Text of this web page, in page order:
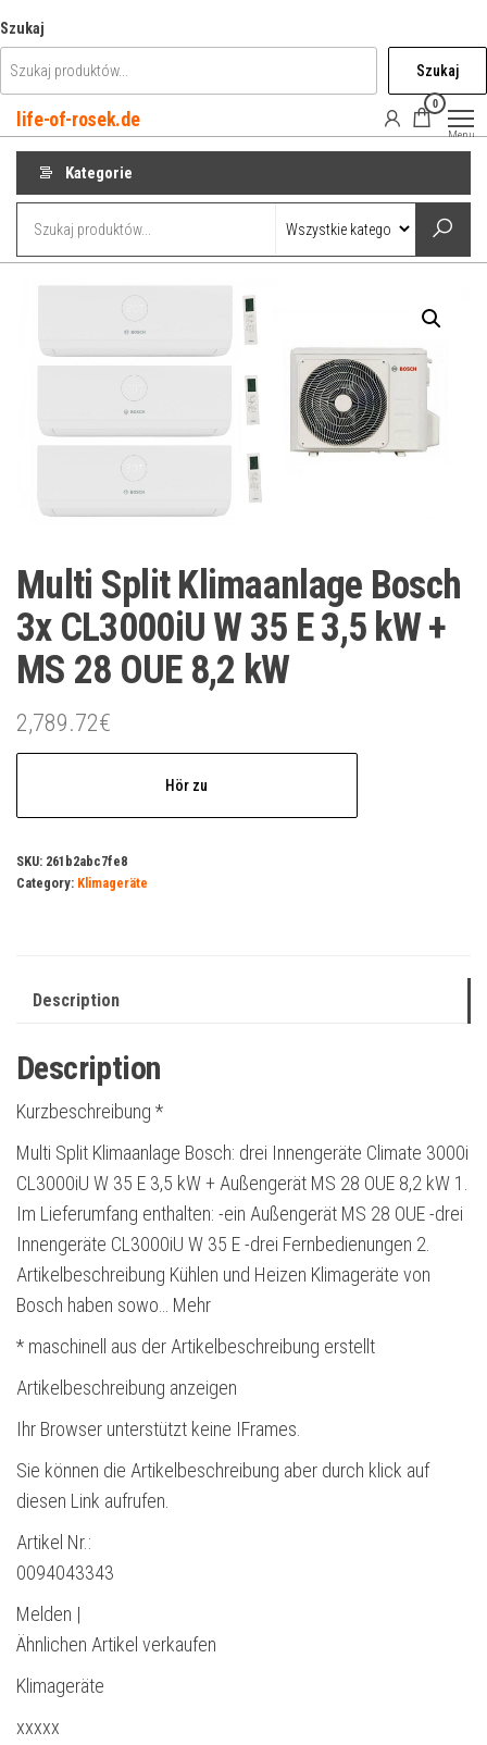
do
treści
Szukaj
Szukaj
life-of-rosek.de
0
Menu
Kategorie
Multi Split Klimaanlage Bosch
3x CL3000iU W 35 E 3,5 kW +
MS 28 OUE 8,2 kW
2,789.72€
Hör zu
SKU: 261b2abc7fe8
Category: Klimageräte
Description
Description
Kurzbeschreibung *
Multi Split Klimaanlage Bosch: drei Innengeräte Climate 3000i
CL3000iU W 35 E 3,5 kW + Außengerät MS 28 OUE 8,2 kW 1.
Im Lieferumfang enthalten: -ein Außengerät MS 28 OUE -drei
Innengeräte CL3000iU W 35 E -drei Fernbedienungen 2.
Artikelbeschreibung Kühlen und Heizen Klimageräte von
Bosch haben sowo… Mehr
* maschinell aus der Artikelbeschreibung erstellt
Artikelbeschreibung anzeigen
Ihr Browser unterstützt keine IFrames.
Sie können die Artikelbeschreibung aber durch klick auf
diesen Link aufrufen.
Artikel Nr.:
0094043343
Melden |
Ähnlichen Artikel verkaufen
Klimageräte
xxxxx